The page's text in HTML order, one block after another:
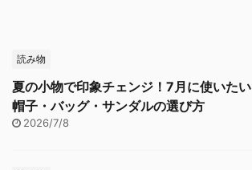
読み物
夏の小物で印象チェンジ！7月に使いたい
帽子・バッグ・サンダルの選び方
2026/7/8